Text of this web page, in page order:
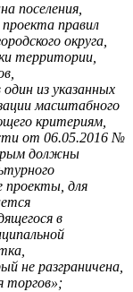
поселения,
проекта правил
округа,
территории,
из указанных
масштабного
критериям,
от 06.05.2016 №
должны
проекты, для
в
не разграничена,
торгов»;